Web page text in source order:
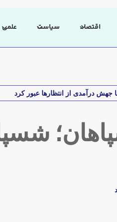
اقتصاد سیاست علمی
جهش درآمدی از انتظارها عبور کرد